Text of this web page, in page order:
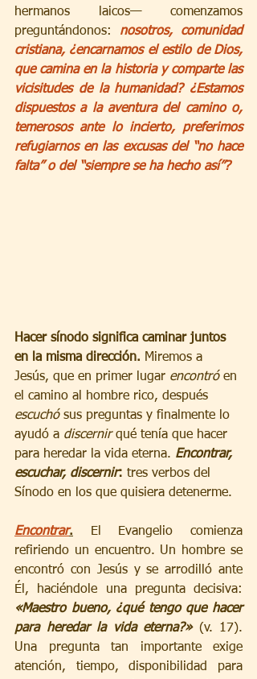
hermanos laicos— comenzamos
preguntándonos: nosotros, comunidad
cristiana, ¿encarnamos el estilo de Dios,
que camina en la historia y comparte las
vicisitudes de la humanidad? ¿Estamos
dispuestos a la aventura del camino o,
temerosos ante lo incierto, preferimos
refugiarnos en las excusas del “no hace
falta” o del “siempre se ha hecho así”?
Hacer sínodo significa caminar juntos
en la misma dirección. Miremos a
Jesús, que en primer lugar encontró en
el camino al hombre rico, después
escuchó sus preguntas y finalmente lo
ayudó a discernir qué tenía que hacer
para heredar la vida eterna. Encontrar,
escuchar, discernir: tres verbos del
Sínodo en los que quisiera detenerme.
Encontrar.
El Evangelio comienza
refiriendo un encuentro. Un hombre se
encontró con Jesús y se arrodilló ante
«Maestro bueno, ¿qué tengo que hacer
para heredar la vida eterna?» (v. 17).
Una pregunta tan importante exige
atención, tiempo, disponibilidad para